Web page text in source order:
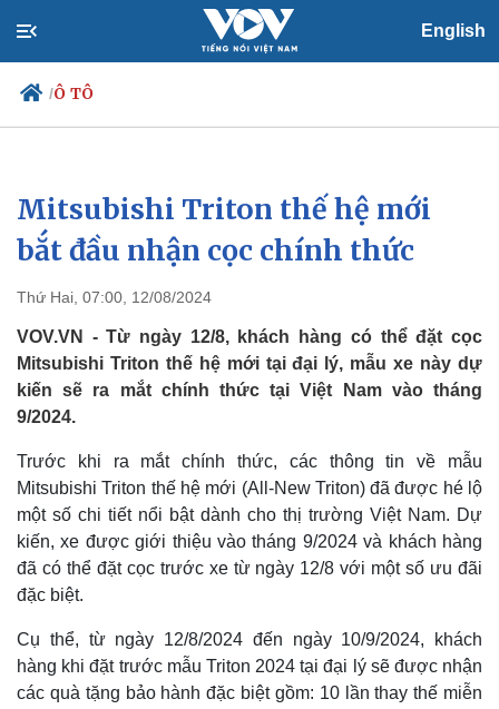
English
/Ô TÔ
Chính trị
Đảng
Tổ chức nhân sự
Nhận diện sự thật
Xã hội
Tin 24h
Dự báo thời tiết
Việc làm
Biển đảo
Mitsubishi Triton thế hệ mới
bắt đầu nhận cọc chính thức
Thứ Hai, 07:00, 12/08/2024
VOV.VN - Từ ngày 12/8, khách hàng có thể đặt cọc
Mitsubishi Triton thế hệ mới tại đại lý, mẫu xe này dự
kiến sẽ ra mắt chính thức tại Việt Nam vào tháng
9/2024.
Trước khi ra mắt chính thức, các thông tin về mẫu
Mitsubishi Triton thế hệ mới (All-New Triton) đã được hé lộ
một số chi tiết nổi bật dành cho thị trường Việt Nam. Dự
kiến, xe được giới thiệu vào tháng 9/2024 và khách hàng
đã có thể đặt cọc trước xe từ ngày 12/8 với một số ưu đãi
đặc biệt.
Cụ thể, từ ngày 12/8/2024 đến ngày 10/9/2024, khách
hàng khi đặt trước mẫu Triton 2024 tại đại lý sẽ được nhận
các quà tặng bảo hành đặc biệt gồm: 10 lần thay thế miễn